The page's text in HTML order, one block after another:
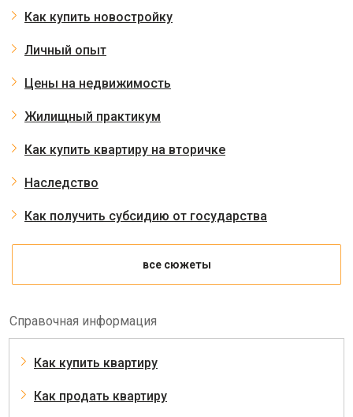
Как купить новостройку
Личный опыт
Цены на недвижимость
Жилищный практикум
Как купить квартиру на вторичке
Наследство
Как получить субсидию от государства
все сюжеты
Справочная информация
Как купить квартиру
Как продать квартиру